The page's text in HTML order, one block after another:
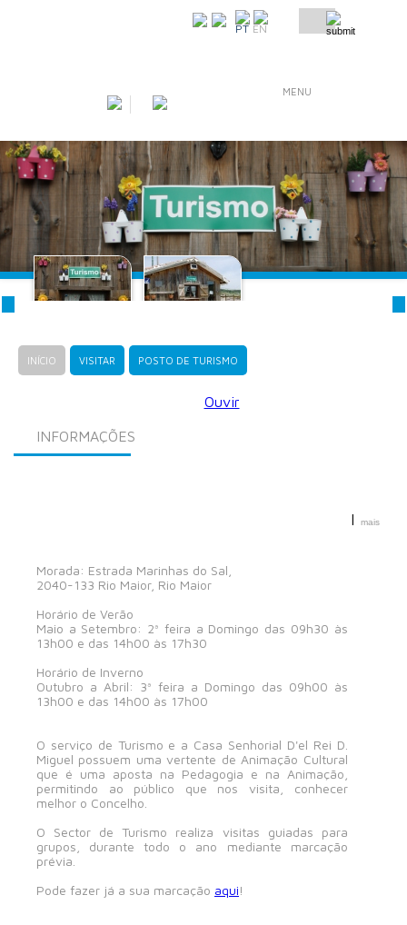
PT EN
MENU
INÍCIO VISITAR POSTO DE TURISMO
Ouvir
INFORMAÇÕES
| mais
Morada: Estrada Marinhas do Sal,
2040-133 Rio Maior, Rio Maior
Horário de Verão
Maio a Setembro: 2ª feira a Domingo das 09h30 às
13h00 e das 14h00 às 17h30
Horário de Inverno
Outubro a Abril: 3ª feira a Domingo das 09h00 às
13h00 e das 14h00 às 17h00
O serviço de Turismo e a Casa Senhorial D'el Rei D.
Miguel possuem uma vertente de Animação Cultural
que é uma aposta na Pedagogia e na Animação,
permitindo ao público que nos visita, conhecer
melhor o Concelho.
O Sector de Turismo realiza visitas guiadas para
grupos, durante todo o ano mediante marcação
prévia.
Pode fazer já a sua marcação aqui!